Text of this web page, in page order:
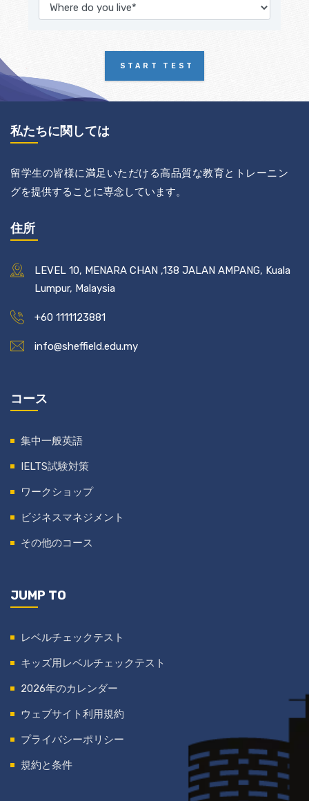
START TEST
私たちに関しては
留学生の皆様に満足いただける高品質な教育とトレーニン
グを提供することに専念しています。
住所
LEVEL 10, MENARA CHAN ,138 JALAN AMPANG, Kuala
Lumpur, Malaysia
+60 1111123881
info@sheffield.edu.my
コース
集中一般英語
IELTS試験対策
ワークショップ
ビジネスマネジメント
その他のコース
JUMP TO
レベルチェックテスト
キッズ用レベルチェックテスト
2026年のカレンダー
ウェブサイト利用規約
プライバシーポリシー
規約と条件